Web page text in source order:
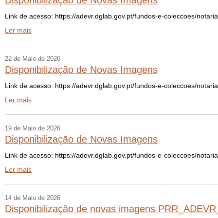
Link de acesso: https://adevr.dglab.gov.pt/fundos-e-coleccoes/
Ler mais
22 de Maio de 2026
Disponibilização de Novas Imagens
Link de acesso: https://adevr.dglab.gov.pt/fundos-e-coleccoes/
Ler mais
19 de Maio de 2026
Disponibilização de Novas Imagens
Link de acesso: https://adevr.dglab.gov.pt/fundos-e-coleccoes/
Ler mais
14 de Maio de 2026
Disponibilização de novas imagens